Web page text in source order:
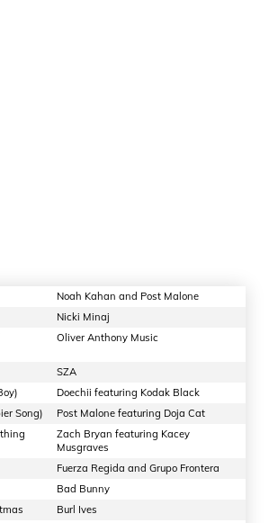
Noah Kahan and Post Malone
Nicki Minaj
Oliver Anthony Music
SZA
Doechii featuring Kodak Black
Song)
Post Malone featuring Doja Cat
Zach Bryan featuring Kacey
Musgraves
Fuerza Regida and Grupo Frontera
Bad Bunny
Burl Ives